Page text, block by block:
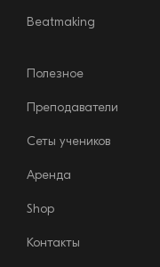
Beatmaking
Полезное
Преподаватели
Сеты учеников
Аренда
Shop
Контакты